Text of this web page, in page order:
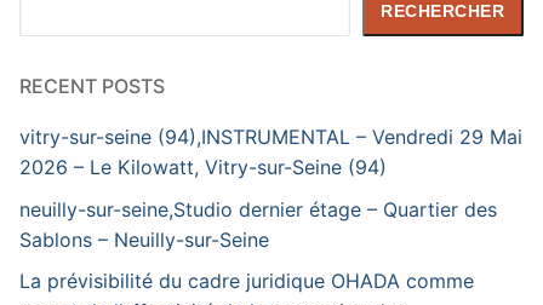
RECHERCHER
RECENT POSTS
vitry-sur-seine (94),INSTRUMENTAL – Vendredi 29 Mai
2026 – Le Kilowatt, Vitry-sur-Seine (94)
neuilly-sur-seine,Studio dernier étage – Quartier des
Sablons – Neuilly-sur-Seine
La prévisibilité du cadre juridique OHADA comme